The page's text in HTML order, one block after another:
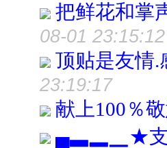
把鲜花和掌
08-01 23:15:12
顶贴是友情
23:19:17
献上100％
▄▃▂▁★支